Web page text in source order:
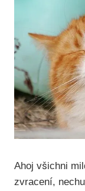
Ahoj všichni
zvracení,